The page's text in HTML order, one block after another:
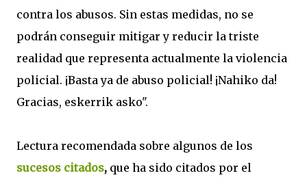
contra los abusos. Sin estas medidas, no se
podrán conseguir mitigar y reducir la triste
realidad que representa actualmente la violencia
policial. ¡Basta ya de abuso policial! ¡Nahiko da!
Gracias, eskerrik asko".
Lectura recomendada sobre algunos de los
sucesos citados, que ha sido citados por el